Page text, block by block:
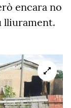
encara no
lliurament.